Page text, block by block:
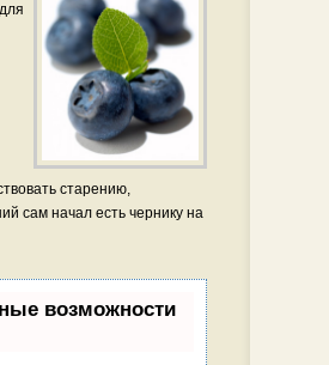
старению,
сам начал есть чернику на
возможности